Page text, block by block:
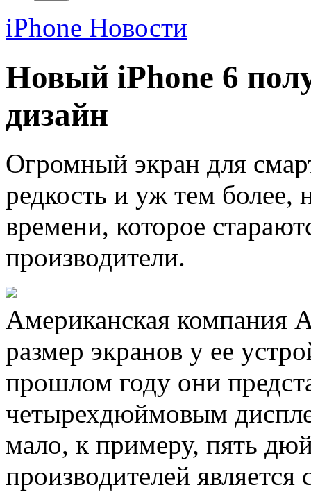
iPhone Новости
Новый iPhone 6
дизайн
Огромный экран для
редкость и уж тем более,
времени, которое
производители.
Американская компания
размер экранов у ее
прошлом году они
четырехдюймовым
мало, к примеру, пять
производителей